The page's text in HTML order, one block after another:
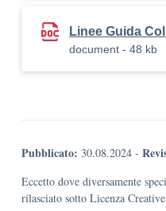
Linee Guida
document - 48 kb
Pubblicato: 30.08.2024 -
Eccetto dove diversamente
rilasciato sotto Licenza